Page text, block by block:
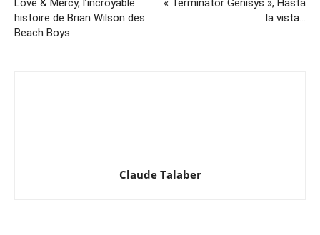
histoire de Brian Wilson des
Beach Boys
la vista…
Claude Talaber